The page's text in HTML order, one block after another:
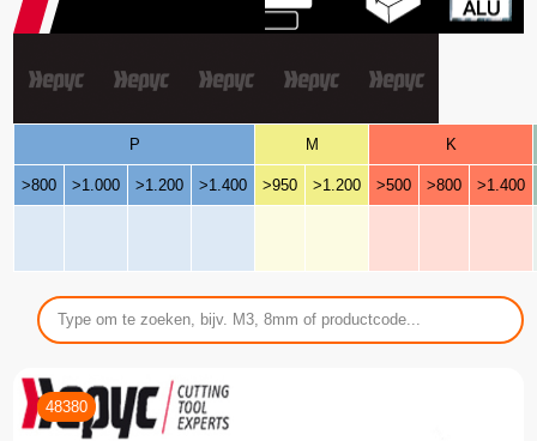
P M K
>800 >1.000 >1.200 >1.400 >950 >1.200 >500 >800 >1.400
48380